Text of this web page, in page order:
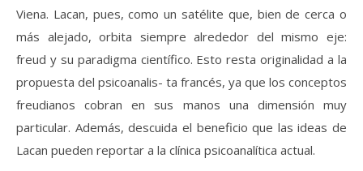
Viena. Lacan, pues, como un satélite que, bien de cerca o
más alejado, orbita siempre alrededor del mismo eje:
freud y su paradigma científico. Esto resta originalidad a la
propuesta del psicoanalis- ta francés, ya que los conceptos
freudianos cobran en sus manos una dimensión muy
particular. Además, descuida el beneficio que las ideas de
Lacan pueden reportar a la clínica psicoanalítica actual.